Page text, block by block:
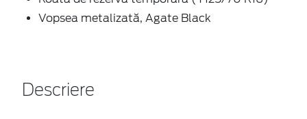
Vopsea metalizată, Agate Black
Descriere